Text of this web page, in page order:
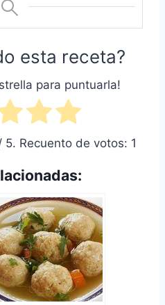
esta receta?
para puntuarla!
Recuento de votos: 1